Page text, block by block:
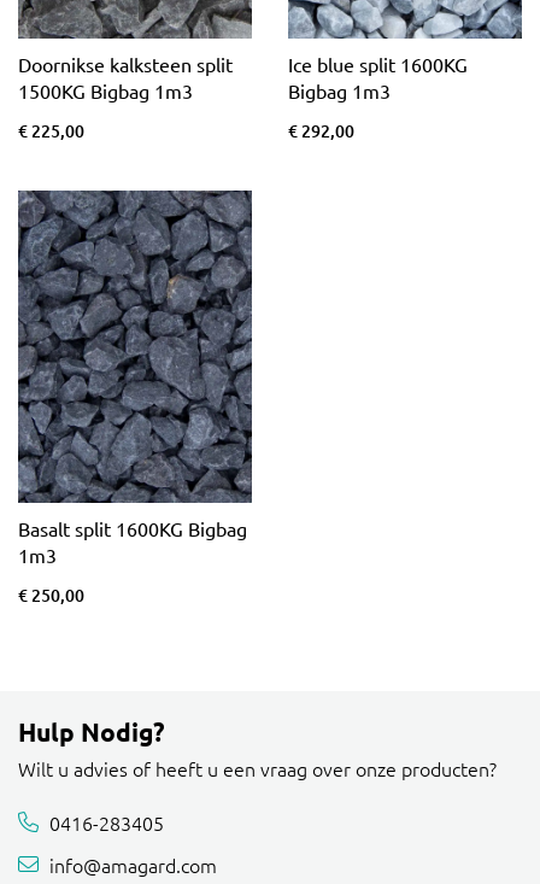
Doornikse kalksteen split
1500KG Bigbag 1m3
€ 225,00
Ice blue split 1600KG
Bigbag 1m3
€ 292,00
Basalt split 1600KG Bigbag
1m3
€ 250,00
Hulp Nodig?
Wilt u advies of heeft u een vraag over onze producten?
0416-283405
info@amagard.com